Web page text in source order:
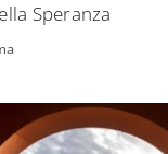
Speranza